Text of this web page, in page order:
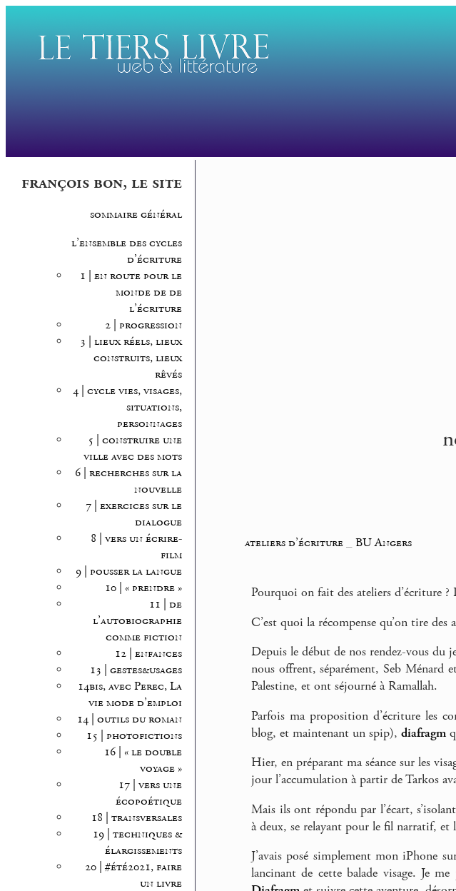
françois bon, le site
sommaire général
l’ensemble des cycles
d’écriture
1 | en route pour le
monde de de
l’écriture
2 | progression
3 | lieux réels, lieux
construits, lieux
rêvés
4 | cycle vies, visages,
situations,
personnages
5 | construire une
ville avec des mots
6 | recherches sur la
nouvelle
7 | exercices sur le
dialogue
8 | vers un écrire-
film
9 | pousser la langue
10 | « prendre »
11 | de
l’autobiographie
comme fiction
12 | enfances
13 | gestes&usages
14bis, avec Perec, La
vie mode d’emploi
14 | outils du roman
15 | photofictions
16 | « le double
voyage »
17 | vers une
écopoétique
18 | transversales
19 | techniques &
élargissements
20 | #été2021, faire
un livre
ateliers d’écriture _BU Angers
Pourquoi on fait des ateliers d’écriture ?
C’est quoi la récompense qu’on tire des
Depuis le début de nos rendez-vous du
nous offrent, séparément, Seb Ménard
Palestine, et ont séjourné à Ramallah.
Parfois ma proposition d’écriture les
blog, et maintenant un spip), diafragm
Hier, en préparant ma séance sur les
jour l’accumulation à partir de Tarkos
Mais ils ont répondu par l’écart,
à deux, se relayant pour le fil narratif, et
J’avais posé simplement mon iPhone
lancinant de cette balade visage. Je